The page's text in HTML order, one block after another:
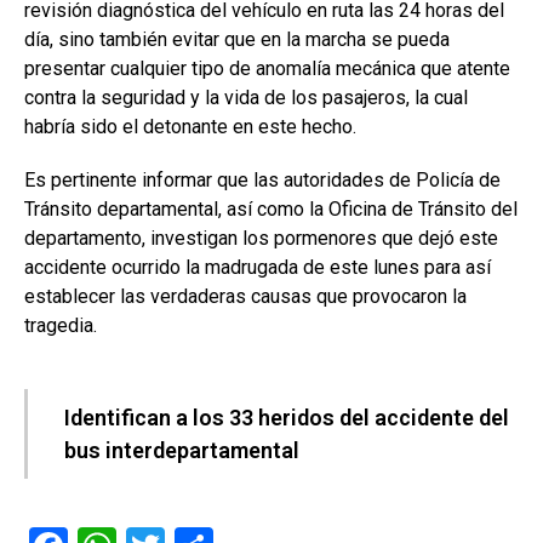
revisión diagnóstica del vehículo en ruta las 24 horas del
día, sino también evitar que en la marcha se pueda
presentar cualquier tipo de anomalía mecánica que atente
contra la seguridad y la vida de los pasajeros, la cual
habría sido el detonante en este hecho.
Es pertinente informar que las autoridades de Policía de
Tránsito departamental, así como la Oficina de Tránsito del
departamento, investigan los pormenores que dejó este
accidente ocurrido la madrugada de este lunes para así
establecer las verdaderas causas que provocaron la
tragedia.
Identifican a los 33 heridos del accidente del
bus interdepartamental